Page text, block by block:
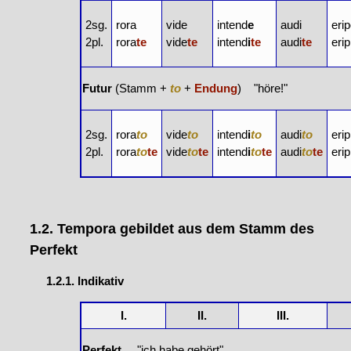
2sg.
2pl.
rora
rorate
vide
videte
intende
intendite
audi
audite
erip
Futur (Stamm +to + Endung) "höre!"
2sg.
2pl.
rorato
roratote
videto
videtote
intendito
intenditote
audito
auditote
1.2. Tempora gebildet aus dem Stamm des
Perfekt
1.2.1. Indikativ
I. II. III.